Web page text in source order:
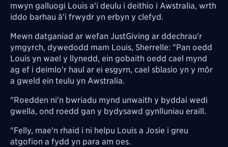
mwyn galluogi Louis a'i deulu i deithio i Awstralia, wrth
iddo barhau â'i frwydr yn erbyn y clefyd.
Mewn datganiad ar wefan JustGiving ar ddechrau'r
ymgyrch, dywedodd mam Louis, Sherrelle: "Pan oedd
Louis yn wael y llynedd, ein gobaith oedd cael mynd
ag ef i deimlo'r haul ar ei esgyrn, cael sblasio yn y môr
a gweld ein teulu yn Awstralia.
"Roedden ni'n bwriadu mynd unwaith y byddai wedi
gwella, ond roedd gan y bydysawd gynlluniau eraill.
"Felly, mae'n rhaid i ni helpu Louis a Josie i greu
atgofion a fydd yn para am oes.